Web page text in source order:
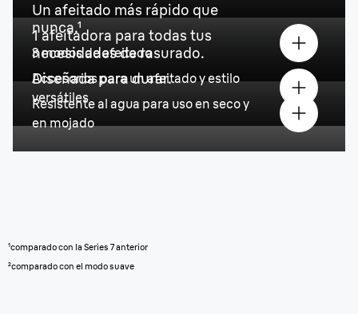
Un afeitado más rápido que
nunca.¹
3 modos de afeitado
1 afeitadora para todas tus
necesidades de rasurado.
Accesorios para un afeitado y estilo
versátiles
Diseñada para durar.
Resistente al agua para uso en seco y
en mojado
¹comparado con la Series 7 anterior
²comparado con el modo suave